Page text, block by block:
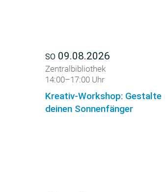
SO 09.08.2026
Zentralbibliothek
14:00–17:00 Uhr
Kreativ-Workshop: Gestalte
deinen Sonnenfänger